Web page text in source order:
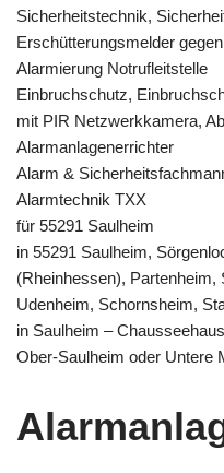
Sicherheitstechnik,
Erschütterungsmelder
Alarmierung Notrufleitstelle
Einbruchschutz,
mit PIR Netzwerkkamera,
Alarmanlagenerrichter
Alarm &
Alarmtechnik TXX
für 55291 Saulheim
in 55291 Saulheim,
(Rheinhessen),
Udenheim, Schornsheim,
in Saulheim –
Ober-Saulheim oder Untere